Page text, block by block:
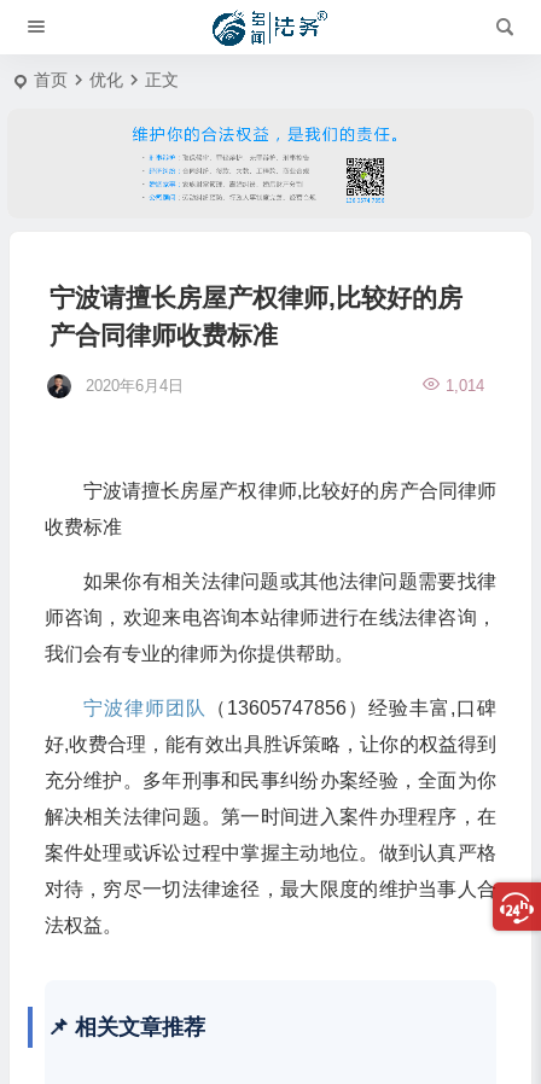
首页 优化 正文
宁波请擅长房屋产权律师,比较好的房
产合同律师收费标准
2020年6月4日 1,014
宁波请擅长房屋产权律师,比较好的房产合同律师
收费标准
如果你有相关法律问题或其他法律问题需要找律
师咨询，欢迎来电咨询本站律师进行在线法律咨询，
我们会有专业的律师为你提供帮助。
宁波律师团队
（13605747856）经验丰富,口碑
好,收费合理，能有效出具胜诉策略，让你的权益得到
充分维护。多年刑事和民事纠纷办案经验，全面为你
解决相关法律问题。第一时间进入案件办理程序，在
案件处理或诉讼过程中掌握主动地位。做到认真严格
对待，穷尽一切法律途径，最大限度的维护当事人合
法权益。
📌 相关文章推荐